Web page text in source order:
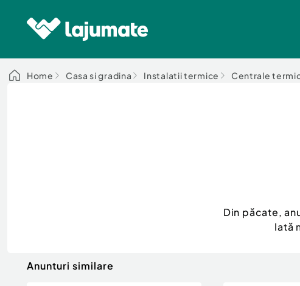
Home Casa si gradina Instalatii termice Centrale
Din păcate,
Iată
Anunturi similare